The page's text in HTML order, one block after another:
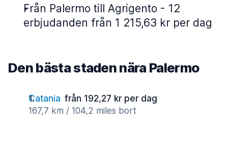
Från Palermo till Agrigento - 12
erbjudanden från 1 215,63 kr per dag
Den bästa staden nära Palermo
Catania från 192,27 kr per dag
167,7 km / 104,2 miles bort